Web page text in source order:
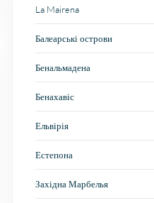
La Mairena
Балеарські острови
Бенальмадена
Бенахавіс
Ельвірія
Естепона
Західна Марбелья